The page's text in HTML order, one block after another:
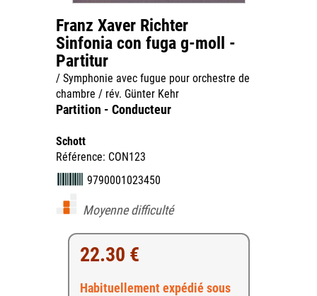
Franz Xaver Richter
Sinfonia con fuga g-moll -
Partitur
/ Symphonie avec fugue pour orchestre de
chambre / rév. Günter Kehr
Partition - Conducteur
Schott
Référence: CON123
9790001023450
Moyenne difficulté
22.30 €
Habituellement expédié sous